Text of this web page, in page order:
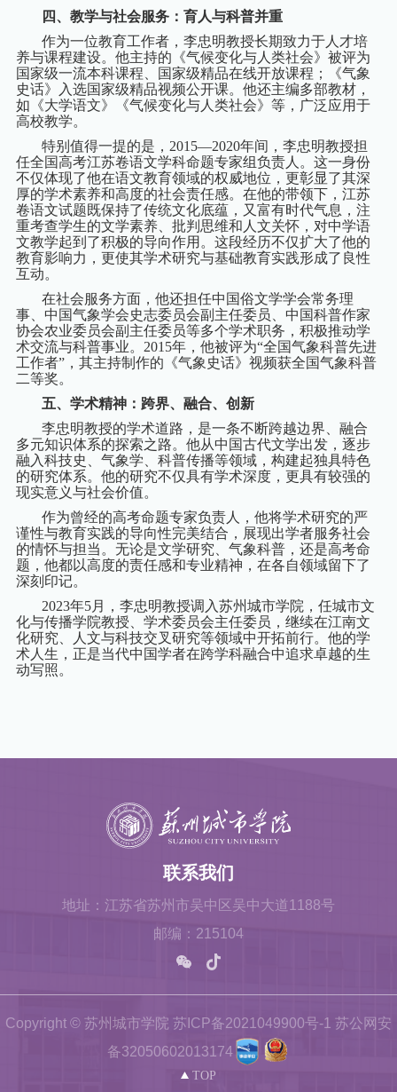
四、教学与社会服务：育人与科普并重
作为一位教育工作者，李忠明教授长期致力于人才培
养与课程建设。他主持的《气候变化与人类社会》被评为
国家级一流本科课程、国家级精品在线开放课程；《气象
史话》入选国家级精品视频公开课。他还主编多部教材，
如《大学语文》《气候变化与人类社会》等，广泛应用于
高校教学。
特别值得一提的是， 2015—2020年间，李忠明教授担
任全国高考江苏卷语文学科命题专家组负责人。这一身份
不仅体现了他在语文教育领域的权威地位，更彰显了其深
厚的学术素养和高度的社会责任感。在他的带领下，江苏
卷语文试题既保持了传统文化底蕴，又富有时代气息，注
重考查学生的文学素养、批判思维和人文关怀，对中学语
文教学起到了积极的导向作用。这段经历不仅扩大了他的
教育影响力，更使其学术研究与基础教育实践形成了良性
互动。
在社会服务方面，他还担任中国俗文学学会常务理
事、中国气象学会史志委员会副主任委员、中国科普作家
协会农业委员会副主任委员等多个学术职务，积极推动学
术交流与科普事业。 2015年，他被评为“全国气象科普先进
工作者”，其主持制作的《气象史话》视频获全国气象科普
二等奖。
五、学术精神：跨界、融合、创新
李忠明教授的学术道路，是一条不断跨越边界、融合
多元知识体系的探索之路。他从中国古代文学出发，逐步
融入科技史、气象学、科普传播等领域，构建起独具特色
的研究体系。他的研究不仅具有学术深度，更具有较强的
现实意义与社会价值。
作为曾经的高考命题专家负责人，他将学术研究的严
谨性与教育实践的导向性完美结合，展现出学者服务社会
的情怀与担当。无论是文学研究、气象科普，还是高考命
题，他都以高度的责任感和专业精神，在各自领域留下了
深刻印记。
2023年5月，李忠明教授调入苏州城市学院，任城市文
化与传播学院教授、学术委员会主任委员，继续在江南文
化研究、人文与科技交叉研究等领域中开拓前行。他的学
术人生，正是当代中国学者在跨学科融合中追求卓越的生
动写照。
联系我们
地址：江苏省苏州市吴中区吴中大道1188号
邮编：215104
Copyright © 苏州城市学院 苏ICP备2021049900号-1 苏公网安
备32050602013174